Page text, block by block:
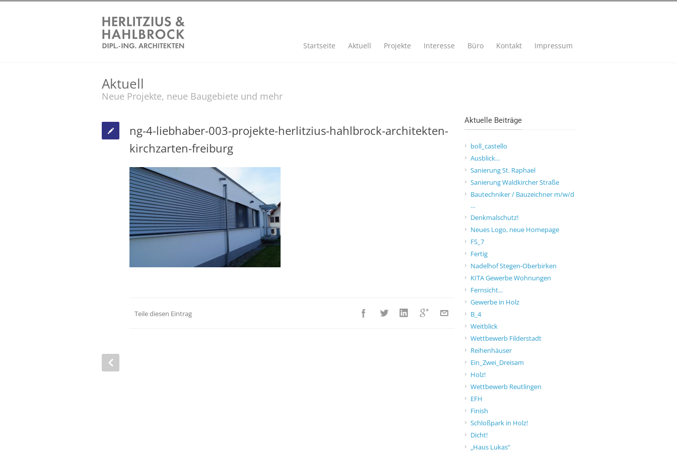
Startseite Aktuell Projekte Interesse Büro Kontakt Impressum
Aktuell
Neue Projekte, neue Baugebiete und mehr
ng-4-liebhaber-003-projekte-herlitzius-hahlbrock-architekten-
kirchzarten-freiburg
Teile diesen Eintrag
Aktuelle Beiträge
boll_castello
Ausblick…
Sanierung St. Raphael
Sanierung Waldkircher Straße
Bautechniker / Bauzeichner m/w/d
…
Denkmalschutz!
Neues Logo, neue Homepage
FS_7
Fertig
Nadelhof Stegen-Oberbirken
KITA Gewerbe Wohnungen
Fernsicht…
Gewerbe in Holz
B_4
Weitblick
Wettbewerb Filderstadt
Reihenhäuser
Ein_Zwei_Dreisam
Holz!
Wettbewerb Reutlingen
EFH
Finish
Schloßpark in Holz!
Dicht!
„Haus Lukas“